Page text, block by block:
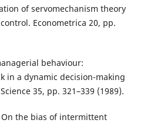
of servomechanism theory
Econometrica 20, pp.
behaviour:
in a dynamic decision-making
35, pp. 321–339 (1989).
On the bias of intermittent